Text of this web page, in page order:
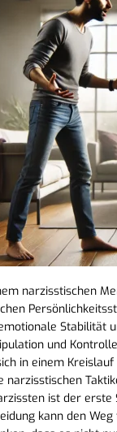
narzisstischen
Stabilität
und
in einem
narzisstischen
ist der
kann den